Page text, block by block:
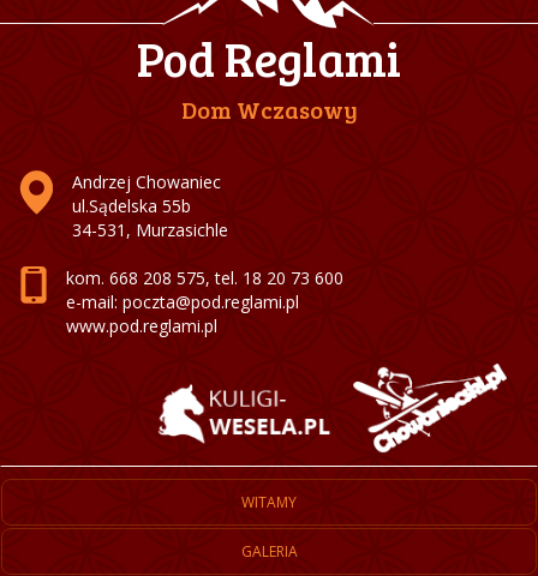
Pod Reglami
Dom Wczasowy
Andrzej Chowaniec
ul.Sądelska 55b
34-531, Murzasichle
kom. 668 208 575, tel. 18 20 73 600
e-mail: poczta@pod.reglami.pl
www.pod.reglami.pl
WITAMY
GALERIA